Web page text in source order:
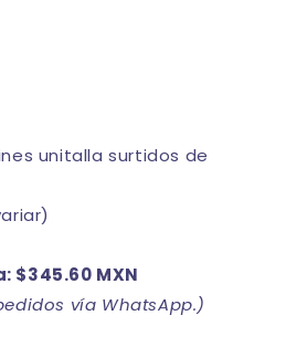
unitalla surtidos de
$345.60 MXN
vía WhatsApp.)